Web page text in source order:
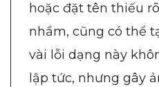
hoặc đặt tên thiếu
nhầm, cũng có thể
vài lỗi dạng này
lập tức, nhưng gây